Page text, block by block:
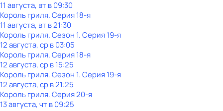
11 августа, вт в 09:30
Король гриля. Серия 18-я
11 августа, вт в 21:30
Король гриля. Сезон 1. Серия 19-я
12 августа, ср в 03:05
Король гриля. Серия 18-я
12 августа, ср в 15:25
Король гриля. Сезон 1. Серия 19-я
12 августа, ср в 21:25
Король гриля. Серия 20-я
13 августа, чт в 09:25